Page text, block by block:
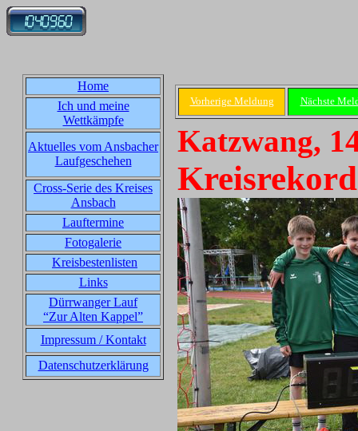
Home
Ich und meine
Wettkämpfe
Aktuelles vom Ansbacher
Laufgeschehen
Cross-Serie des Kreises
Ansbach
Lauftermine
Fotogalerie
Kreisbestenlisten
Links
Dürrwanger Lauf
“Zur Alten Kappel”
Impressum / Kontakt
Datenschutzerklärung
Vorherige Meldung Nächste
Katzwang,